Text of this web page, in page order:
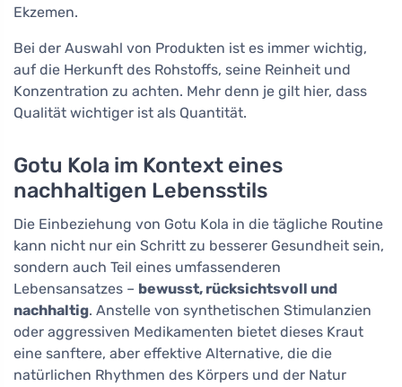
Ekzemen.
Bei der Auswahl von Produkten ist es immer wichtig,
auf die Herkunft des Rohstoffs, seine Reinheit und
Konzentration zu achten. Mehr denn je gilt hier, dass
Qualität wichtiger ist als Quantität.
Gotu Kola im Kontext eines
nachhaltigen Lebensstils
Die Einbeziehung von Gotu Kola in die tägliche Routine
kann nicht nur ein Schritt zu besserer Gesundheit sein,
sondern auch Teil eines umfassenderen
Lebensansatzes – bewusst, rücksichtsvoll und
nachhaltig. Anstelle von synthetischen Stimulanzien
oder aggressiven Medikamenten bietet dieses Kraut
eine sanftere, aber effektive Alternative, die die
natürlichen Rhythmen des Körpers und der Natur